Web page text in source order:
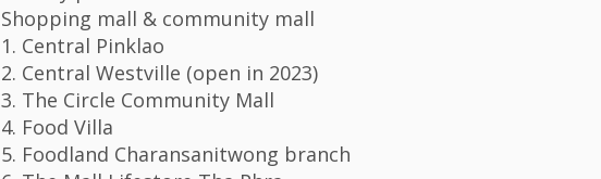
Shopping mall & community mall
1. Central Pinklao
2. Central Westville (open in 2023)
3. The Circle Community Mall
4. Food Villa
5. Foodland Charansanitwong branch